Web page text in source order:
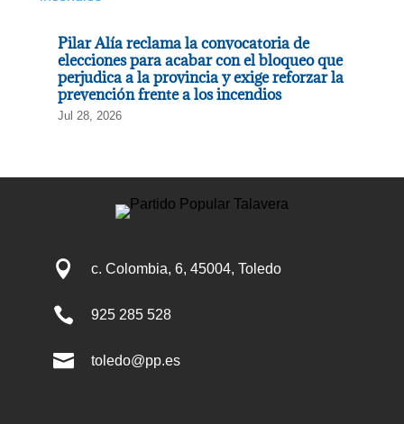
Pilar Alía reclama la convocatoria de
elecciones para acabar con el bloqueo que
perjudica a la provincia y exige reforzar la
prevención frente a los incendios
Jul 28, 2026
 c. Colombia, 6, 45004, Toledo
 925 285 528
 toledo@pp.es